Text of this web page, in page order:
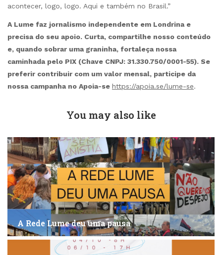
acontecer, logo, logo. Aqui e também no Brasil.”
A Lume faz jornalismo independente em Londrina e
precisa do seu apoio. Curta, compartilhe nosso conteúdo
e, quando sobrar uma graninha, fortaleça nossa
caminhada pelo PIX (Chave CNPJ: 31.330.750/0001-55). Se
preferir contribuir com um valor mensal, participe da
nossa campanha no Apoia-se https://apoia.se/lume-se.
You may also like
A Rede Lume deu uma pausa